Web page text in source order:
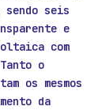
seis
e
com
o
os mesmos
da